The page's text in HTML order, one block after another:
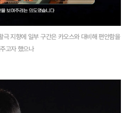
지향에 일부 구간은 카오스와 대비해 편안함을
고자 했으나